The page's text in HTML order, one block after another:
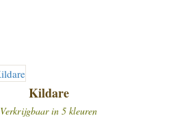
Kildare
Verkrijgbaar in 5 kleuren